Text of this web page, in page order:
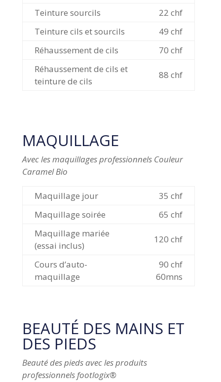
Teinture sourcils
22 chf
Teinture cils et sourcils
49 chf
Réhaussement de cils
70 chf
Réhaussement de cils et
teinture de cils
88 chf
MAQUILLAGE
Avec les maquillages professionnels Couleur
Caramel Bio
Maquillage jour
35 chf
Maquillage soirée
65 chf
Maquillage mariée
(essai inclus)
120 chf
Cours d’auto-
maquillage
90 chf
60mns
BEAUTÉ DES MAINS ET
DES PIEDS
Beauté des pieds avec les produits
professionnels footlogix®